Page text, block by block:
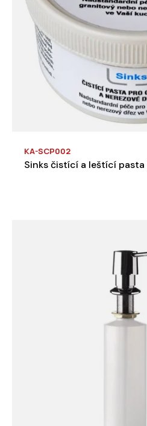
KA-SCP002
Sinks čistící a leštící